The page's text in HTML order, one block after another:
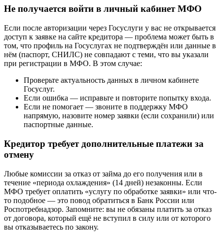
Не получается войти в личный кабинет МФО
Если после авторизации через Госуслуги у вас не открывается
доступ к заявке на сайте кредитора — проблема может быть в
том, что профиль на Госуслугах не подтверждён или данные в
нём (паспорт, СНИЛС) не совпадают с теми, что вы указали
при регистрации в МФО. В этом случае:
Проверьте актуальность данных в личном кабинете
Госуслуг.
Если ошибка — исправьте и повторите попытку входа.
Если не помогает — звоните в поддержку МФО
напрямую, назовите номер заявки (если сохранили) или
паспортные данные.
Кредитор требует дополнительные платежи за
отмену
Любые комиссии за отказ от займа до его получения или в
течение «периода охлаждения» (14 дней) незаконны. Если
МФО требует оплатить «услугу по обработке заявки» или что-
то подобное — это повод обратиться в Банк России или
Роспотребнадзор. Запомните: вы не обязаны платить за отказ
от договора, который ещё не вступил в силу или от которого
вы отказываетесь по закону.